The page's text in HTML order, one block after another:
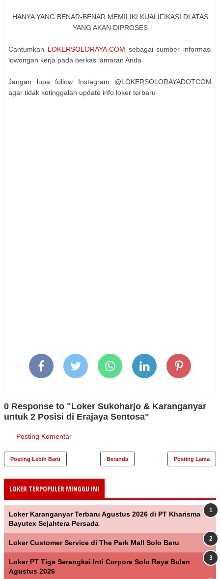
HANYA YANG BENAR-BENAR MEMILIKI KUALIFIKASI DI ATAS
YANG AKAN DIPROSES
Cantumkan LOKERSOLORAYA.COM sebagai sumber informasi
lowongan kerja pada berkas lamaran Anda
Jangan lupa follow Instagram @LOKERSOLORAYADOTCOM
agar tidak ketinggalan update info loker terbaru
0 Response to "Loker Sukoharjo & Karanganyar
untuk 2 Posisi di Erajaya Sentosa"
Posting Komentar
Posting Lebih Baru Posting Lama
Beranda
LOKER TERPOPULER MINGGU INI
Loker Karanganyar Terbaru Agustus 2026 di PT Kharisma
Bayutex Sejahtera Persada
Loker Customer Service di The Park Mall Solo Baru
Loker PT Tiga Serangkai Inti Corpora Solo Raya Bulan
Agustus 2026